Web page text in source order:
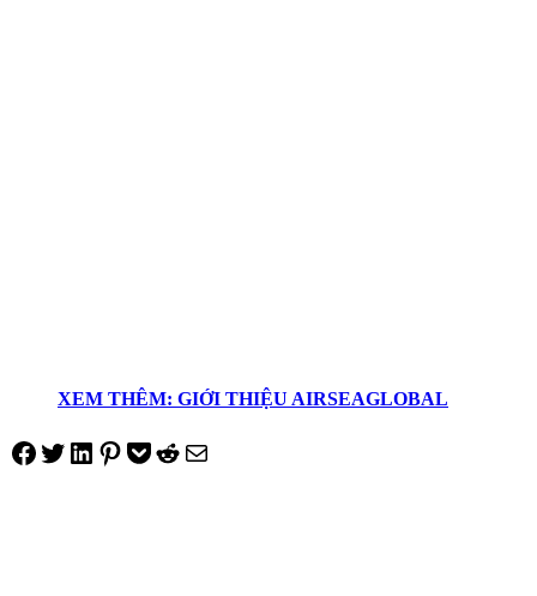
XEM THÊM: GIỚI THIỆU AIRSEAGLOBAL
Share on Facebook
Tweet on Twitter
Share on LinkedIn
Pin on Pinterest
Save to pocket
Share on Reddit
Share via Email